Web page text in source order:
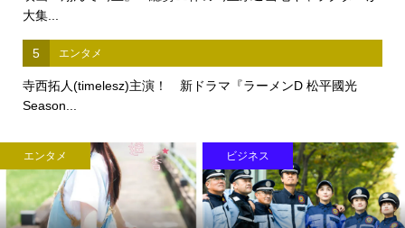
大集...
5 エンタメ
寺西拓人(timelesz)主演！ 新ドラマ『ラーメンD 松平國光
Season...
エンタメ ビジネス